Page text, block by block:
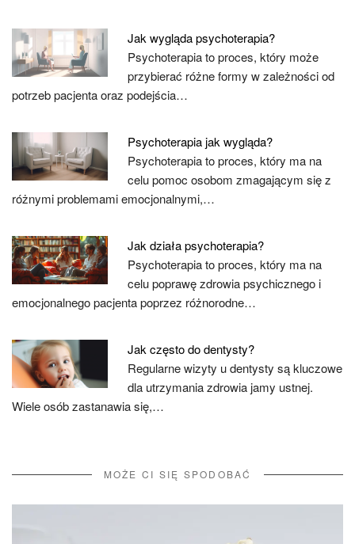
Jak wygląda psychoterapia?
Psychoterapia to proces, który może
przybierać różne formy w zależności od
potrzeb pacjenta oraz podejścia…
Psychoterapia jak wygląda?
Psychoterapia to proces, który ma na
celu pomoc osobom zmagającym się z
różnymi problemami emocjonalnymi,…
Jak działa psychoterapia?
Psychoterapia to proces, który ma na
celu poprawę zdrowia psychicznego i
emocjonalnego pacjenta poprzez różnorodne…
Jak często do dentysty?
Regularne wizyty u dentysty są kluczowe
dla utrzymania zdrowia jamy ustnej.
Wiele osób zastanawia się,…
MOŻE CI SIĘ SPODOBAĆ